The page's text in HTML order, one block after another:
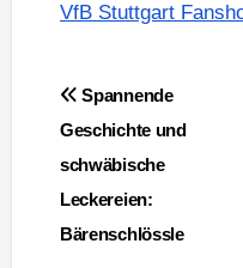
VfB Stuttgart
Spannende
Geschichte und
schwäbische
Leckereien:
Bärenschlössle